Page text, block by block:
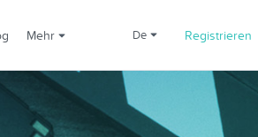
Mehr de Registrieren